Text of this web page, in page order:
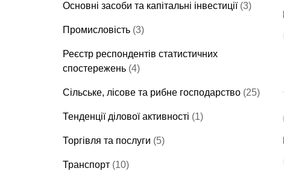
Основні засоби та капітальні інвестиції (3)
Промисловість (3)
Реєстр респондентів статистичних
спостережень (4)
Сільське, лісове та рибне господарство (25)
Тенденції ділової активності (1)
Торгівля та послуги (5)
Транспорт (10)